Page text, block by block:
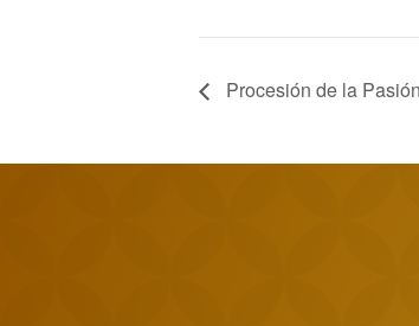
Procesión de la Pasión